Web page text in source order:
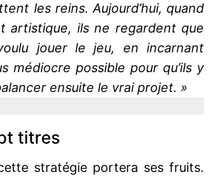
les reins. Aujourd’hui, quand
artistique, ils ne regardent que
jouer le jeu, en incarnant
médiocre possible pour qu’ils y
ensuite le vrai projet. »
titres
stratégie portera ses fruits.